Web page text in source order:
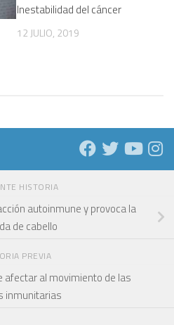
Inestabilidad del cáncer
12 JULIO, 2019
HISTORIA
autoinmune y provoca la
de cabello
PREVIA
afectar al movimiento de las
inmunitarias